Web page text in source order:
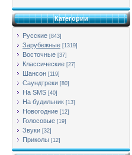
Категории
Русские [843]
Зарубежные [1319]
Восточные [37]
Классические [27]
Шансон [119]
Саундтреки [80]
На SMS [40]
На будильник [13]
Новогодние [12]
Голосовые [19]
Звуки [32]
Приколы [12]